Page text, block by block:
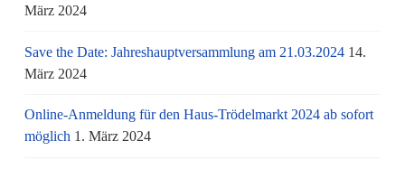
März 2024
Save the Date: Jahreshauptversammlung am 21.03.2024 14.
März 2024
Online-Anmeldung für den Haus-Trödelmarkt 2024 ab sofort
möglich 1. März 2024